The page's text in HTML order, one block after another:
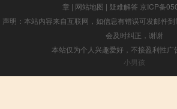
章 | 网站地图 | 疑难解答 京ICP备
声明：本站内容来自互联网，如信息有错误可发邮件
会及时纠正，谢谢
本站仅为个人兴趣爱好，不接盈利性广
小男孩